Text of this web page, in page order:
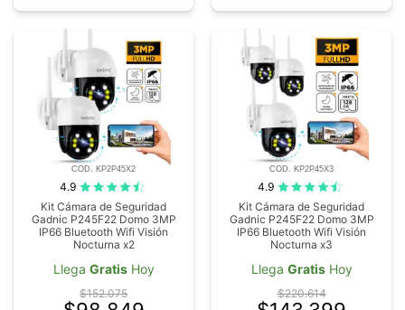
COD. KP2P45X2
4.9
Kit Cámara de Seguridad
Gadnic P245F22 Domo 3MP
IP66 Bluetooth Wifi Visión
Nocturna x2
Llega GratisHoy
$152.075
COD. KP2P45X3
4.9
Kit Cámara de Seguridad
Gadnic P245F22 Domo 3MP
IP66 Bluetooth Wifi Visión
Nocturna x3
Llega GratisHoy
$220.614